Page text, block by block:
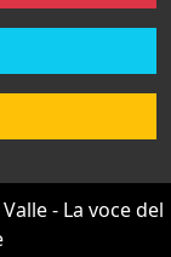
- La voce del